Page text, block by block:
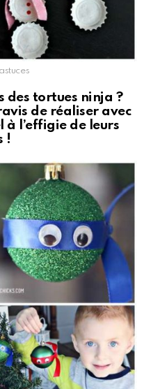
des tortues ninja ?
de réaliser avec
à l’effigie de leurs
!